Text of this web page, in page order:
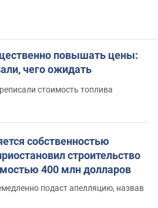
повышать цены:
чего ожидать
стоимость топлива
собственностью
строительство
400 млн долларов
подаст апелляцию, назвав